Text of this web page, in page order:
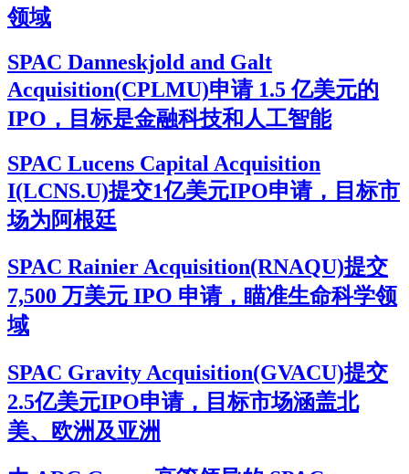
领域
SPAC Danneskjold and Galt
Acquisition(CPLMU)申请 1.5 亿美元的
IPO，目标是金融科技和人工智能
SPAC Lucens Capital Acquisition
I(LCNS.U)提交1亿美元IPO申请，目标市
场为阿根廷
SPAC Rainier Acquisition(RNAQU)提交
7,500 万美元 IPO 申请，瞄准生命科学领
域
SPAC Gravity Acquisition(GVACU)提交
2.5亿美元IPO申请，目标市场涵盖北
美、欧洲及亚洲